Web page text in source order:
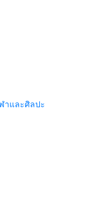
าและศิลปะ